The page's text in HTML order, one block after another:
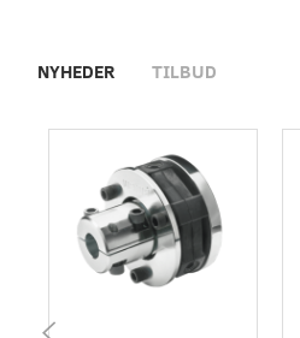
NYHEDER TILBUD